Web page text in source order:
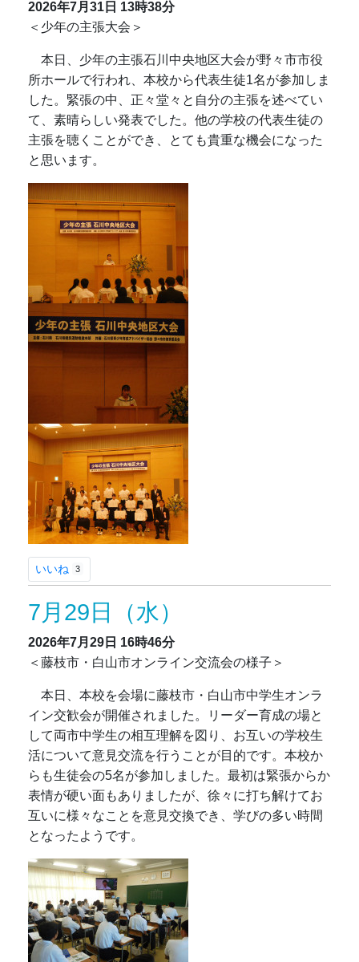
2026年7月31日 13時38分
＜少年の主張大会＞
本日、少年の主張石川中央地区大会が野々市市役
所ホールで行われ、本校から代表生徒1名が参加しま
した。緊張の中、正々堂々と自分の主張を述べてい
て、素晴らしい発表でした。他の学校の代表生徒の
主張を聴くことができ、とても貴重な機会になった
と思います。
いいね 3
7月29日（水）
2026年7月29日 16時46分
＜藤枝市・白山市オンライン交流会の様子＞
本日、本校を会場に藤枝市・白山市中学生オンラ
イン交歓会が開催されました。リーダー育成の場と
して両市中学生の相互理解を図り、お互いの学校生
活について意見交流を行うことが目的です。本校か
らも生徒会の5名が参加しました。最初は緊張からか
表情が硬い面もありましたが、徐々に打ち解けてお
互いに様々なことを意見交換でき、学びの多い時間
となったようです。